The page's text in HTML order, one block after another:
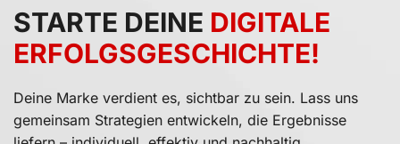
STARTE DEINE DIGITALE
ERFOLGS­GESCHICHTE!
Deine Marke verdient es, sichtbar zu sein. Lass uns
gemeinsam Strategien entwickeln, die Ergebnisse